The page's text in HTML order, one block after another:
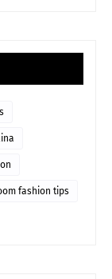
fashion tips